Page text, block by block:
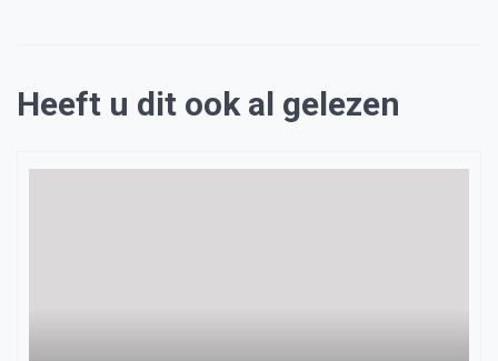
Heeft u dit ook al gelezen